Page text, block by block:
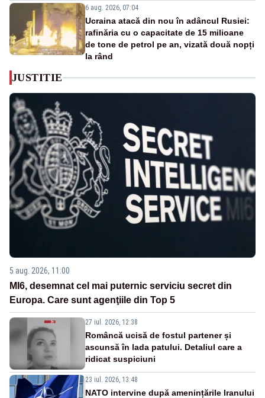
6 aug. 2026, 07:04
Ucraina atacă din nou în adâncul Rusiei:
rafinăria cu o capacitate de 15 milioane
de tone de petrol pe an, vizată două nopți
la rând
JUSTITIE
5 aug. 2026, 11:00
MI6, desemnat cel mai puternic serviciu secret din
Europa. Care sunt agenţiile din Top 5
27 iul. 2026, 12:38
Româncă ucisă de fostul partener și
ascunsă în lada patului. Detaliul care a
ridicat suspiciuni
23 iul. 2026, 13:48
NATO intervine după amenințările Iranului